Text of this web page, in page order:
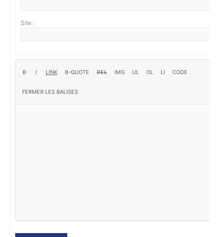
Site :